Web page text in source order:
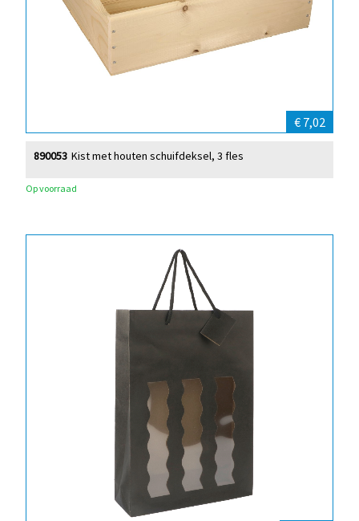
€ 7,02
Kist met houten schuifdeksel, 3 fles
890053
Op voorraad